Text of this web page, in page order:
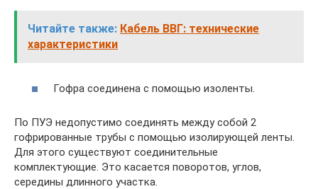
Читайте также: Кабель ВВГ: технические
характеристики
Гофра соединена с помощью изоленты.
По ПУЭ недопустимо соединять между собой 2
гофрированные трубы с помощью изолирующей ленты.
Для этого существуют соединительные
комплектующие. Это касается поворотов, углов,
середины длинного участка.